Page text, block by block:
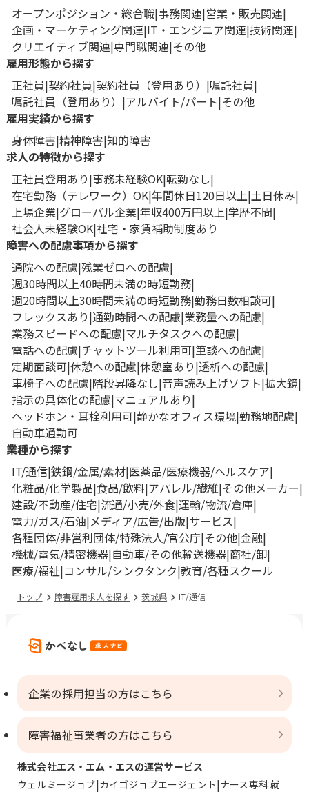
オープンポジション・総合職 事務関連 営業・販売関連
企画・マーケティング関連 IT・エンジニア関連 技術関連
クリエイティブ関連 専門職関連 その他
雇用形態から探す
正社員 契約社員 契約社員（登用あり）
嘱託社員
嘱託社員（登用あり）
アルバイト/パート その他
雇用実績から探す
身体障害 精神障害 知的障害
求人の特徴から探す
正社員登用あり 事務未経験OK 転勤なし
在宅勤務（テレワーク）OK 年間休日120日以上 土日休み
上場企業 グローバル企業 年収400万円以上 学歴不問
社会人未経験OK 社宅・家賃補助制度あり
障害への配慮事項から探す
通院への配慮 残業ゼロへの配慮
週30時間以上40時間未満の時短勤務
週20時間以上30時間未満の時短勤務 勤務日数相談可
フレックスあり 通勤時間への配慮 業務量への配慮
業務スピードへの配慮 マルチタスクへの配慮
電話への配慮 チャットツール利用可 筆談への配慮
定期面談可 休憩への配慮 休憩室あり 透析への配慮
車椅子への配慮 階段昇降なし 音声読み上げソフト 拡大鏡
指示の具体化の配慮 マニュアルあり
ヘッドホン・耳栓利用可 静かなオフィス環境 勤務地配慮
自動車通勤可
業種から探す
IT/通信 鉄鋼/金属/素材 医薬品/医療機器/ヘルスケア
化粧品/化学製品 食品/飲料 アパレル/繊維 その他メーカー
建設/不動産/住宅 流通/小売/外食 運輸/物流/倉庫
電力/ガス/石油 メディア/広告/出版 サービス
各種団体/非営利団体/特殊法人/官公庁 その他 金融
機械/電気/精密機器 自動車/その他輸送機器 商社/卸
医療/福祉 コンサル/シンクタンク 教育/各種スクール
トップ 障害雇用求人を探す 茨城県 IT/通信
企業の採用担当の方はこちら
障害福祉事業者の方はこちら
株式会社エス・エム・エスの運営サービス
ウェルミージョブ カイゴジョブエージェント ナース専科 就